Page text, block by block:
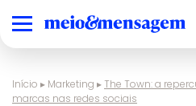
Início ▸ Marketing ▸ The Town: a
marcas nas redes sociais